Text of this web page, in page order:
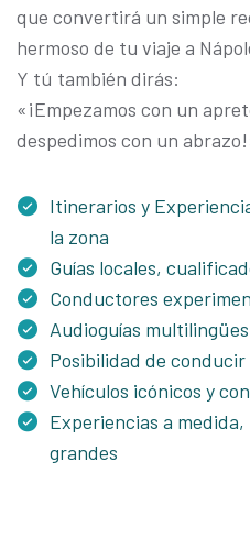
que convertirá un simple
hermoso de tu viaje a
Y tú también dirás:
«¡Empezamos con un
despedimos con un
Itinerarios y
la zona
Guías locales,
Conductores
Audioguías
Posibilidad de
Vehículos icónicos y
Experiencias a
grandes